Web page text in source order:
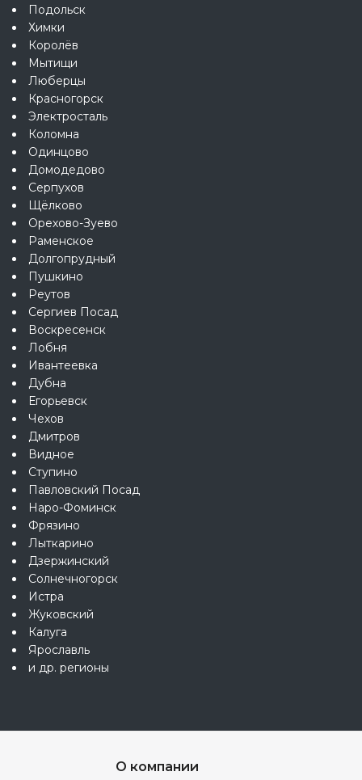
Подольск
Химки
Королёв
Мытищи
Люберцы
Красногорск
Электросталь
Коломна
Одинцово
Домодедово
Серпухов
Щёлково
Орехово-Зуево
Раменское
Долгопрудный
Пушкино
Реутов
Сергиев Посад
Воскресенск
Лобня
Ивантеевка
Дубна
Егорьевск
Чехов
Дмитров
Видное
Ступино
Павловский Посад
Наро-Фоминск
Фрязино
Лыткарино
Дзержинский
Солнечногорск
Истра
Жуковский
Калуга
Ярославль
и др. регионы
О компании